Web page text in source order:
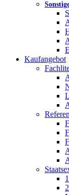
Kaufangebot